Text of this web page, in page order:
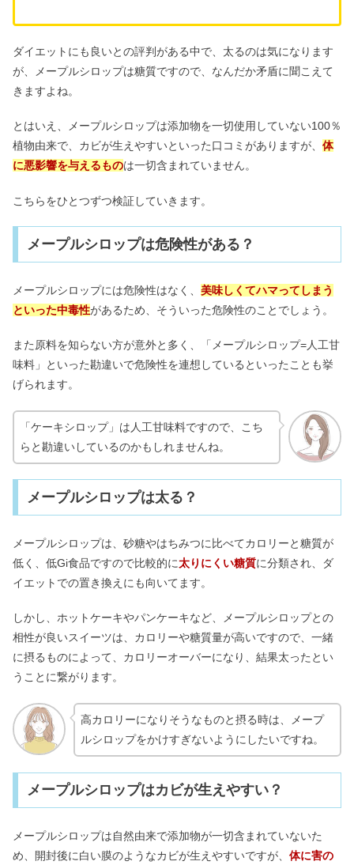
お見舞いの封筒は名前を書かないとダ
メ？封筒の書き方やお金の入れ方
ムカデを殺してはいけない理由｜縁起
&スピリチュアルの意味も
養や食べ過ぎデメリット
ダイエットにも良いとの評判がある中で、太るのは気になります
が、メープルシロップは糖質ですので、なんだか矛盾に聞こえて
きますよね。
とはいえ、メープルシロップは添加物を一切使用していない100％
植物由来で、カビが生えやすいといった口コミがありますが、 体
に悪影響を与えるものは一切含まれていません。
こちらをひとつずつ検証していきます。
メープルシロップは危険性がある？
メープルシロップには危険性はなく、 美味しくてハマってしまう
といった中毒性があるため、そういった危険性のことでしょう。
また原料を知らない方が意外と多く、「メープルシロップ=人工甘
味料」といった勘違いで危険性を連想しているといったことも挙
げられます。
「ケーキシロップ」は人工甘味料ですので、こち
らと勘違いしているのかもしれませんね。
メープルシロップは太る？
メープルシロップは、砂糖やはちみつに比べてカロリーと糖質が
低く、低Gi食品ですので比較的に太りにくい糖質に分類され、ダ
イエットでの置き換えにも向いてます。
しかし、ホットケーキやパンケーキなど、メープルシロップとの
相性が良いスイーツは、カロリーや糖質量が高いですので、一緒
に摂るものによって、カロリーオーバーになり、結果太ったとい
うことに繋がります。
高カロリーになりそうなものと摂る時は、メープ
ルシロップをかけすぎないようにしたいですね。
メープルシロップはカビが生えやすい？
メープルシロップは自然由来で添加物が一切含まれていないた
め、開封後に白い膜のようなカビが生えやすいですが、 体に害の